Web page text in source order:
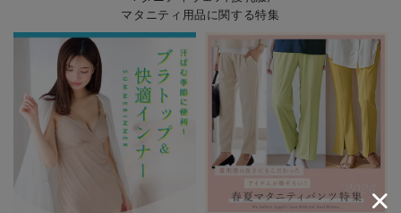
マタニティ用品に関する特集